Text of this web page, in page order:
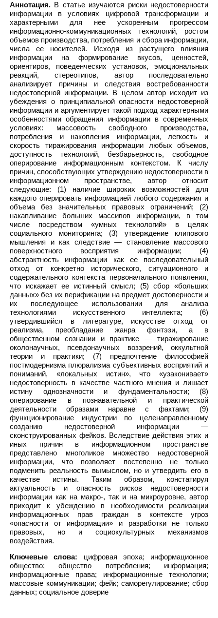
Аннотация. В статье изучаются риски недостоверности
информации в условиях цифровой трансформации и
характерными для нее ускоренным прогрессом
информационно-коммуникационных технологий, ростом
объемов производства, потребления и сбора информации,
числа ее носителей. Исходя из растущего влияния
информации на формирование вкусов, ценностей,
ориентиров, поведенческих установок, эмоциональных
реакций, стереотипов, автор последовательно
анализирует причины и следствия востребованности
недостоверной информации. В целом автор исходит из
убеждения о принципиальной опасности недостоверной
информации и аргументирует такой подход характерными
особенностями обращения информации в современных
условиях: массовость свободного производства,
потребления и накопления информации, легкость и
скорость тиражирования информации любых объемов,
доступность технологий, безбарьерность, свободное
оперирование информационным контекстом. К числу
причин, способствующих утверждению недостоверности в
информационном пространстве, автор относит
следующие: (1) наличие широких возможностей для
каждого оперировать информацией любого содержания и
объема без значительных правовых ограничений; (2)
накапливание больших массивов информации, в том
числе посредством «умных технологий» в целях
социального мониторинга; (3) утверждение клипового
мышления и как следствие — становление массового
поверхностного восприятия информации; (4)
абстрактность информации как ее последовательный
отход от конкретно исторического, ситуационного и
содержательного контекста первоначального появления,
что искажает ее истинный смысл; (5) сбор «больших
данных» без их верификации на предмет достоверности и
их последующее использовании для анализа
технологиями искусственного интеллекта; (6)
утвердившийся в литературе, искусстве отход от
реализма, преобладание жанра фэнтэзи, а в
общественном сознании и практике — тиражирование
околонаучных, псевдонаучных воззрений, оккультной
теории и практики; (7) предпочтение философией
постмодернизма плюрализма субъективных восприятий и
пониманий, «локальных истин», что «узаконивает»
недостоверность в качестве частного мнения и лишает
истину однозначности и фундаментальности; (8)
оперирование в познавательной и практической
деятельности образами наравне с фактами; (9)
функционирование индустрии по целенаправленному
созданию недостоверной информации —
сконструированных фейков. Вследствие действия этих и
иных причин в информационном пространстве
представлено многоликое множество недостоверной
информации, что позволяет постепенно не только
подменить реальность вымыслом, но и утвердить его в
качестве истины. Таким образом, констатируя
актуальность и опасность рисков недостоверности
информации как на макро-, так и на микроуровне, автор
приходит к убеждению в необходимости реализации
информационных прав граждан в контексте угроз
«опасности от информации» и разработки не только
правовых, но и социокультурных механизмов
воздействия.
Ключевые слова: цифровая эпоха; информационное
общество; общество потребления; информация;
информационные права; информационные технологии;
массовые коммуникации; фейк; саморегулирование; сбор
данных; социальное доверие